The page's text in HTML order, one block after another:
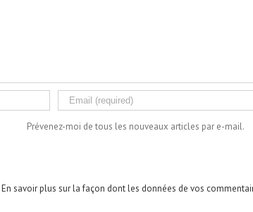
Prévenez-moi de tous les nouveaux articles par e-mail.
En savoir plus sur la façon dont les données de vos